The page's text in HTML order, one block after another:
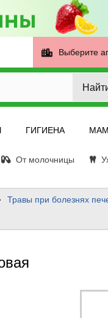
Выберите
ГИГИЕНА
От молочницы
Травы при болезнях